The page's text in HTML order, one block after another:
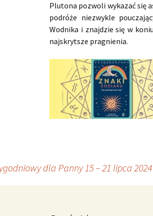
Plutona pozwoli wykazać się
podróże niezwykle
Wodnika i znajdzie się w
najskrytsze pragnienia.
dla Panny 15 – 21 lipca